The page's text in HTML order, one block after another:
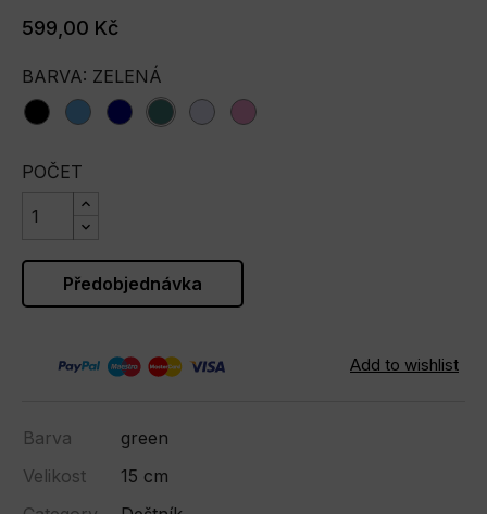
599,00 Kč
BARVA: ZELENÁ
blackblue darkbluegreenlavandapink
POČET
Předobjednávka
Barva
green
Velikost
15 cm